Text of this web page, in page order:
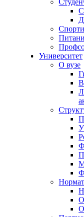
Университет
О вузе